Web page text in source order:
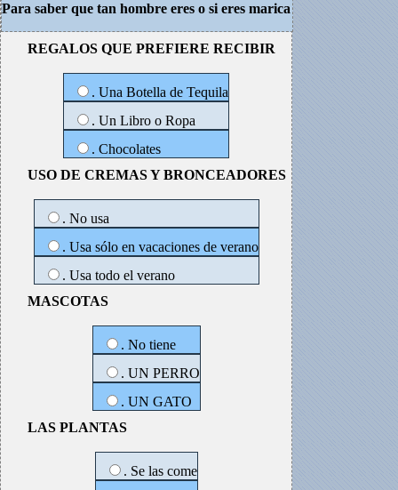
Para saber que tan hombre eres o si eres marica
REGALOS QUE PREFIERE RECIBIR
. Una Botella de Tequila
. Un Libro o Ropa
. Chocolates
USO DE CREMAS Y BRONCEADORES
. No usa
. Usa sólo en vacaciones de verano
. Usa todo el verano
MASCOTAS
. No tiene
. UN PERRO
. UN GATO
LAS PLANTAS
. Se las come